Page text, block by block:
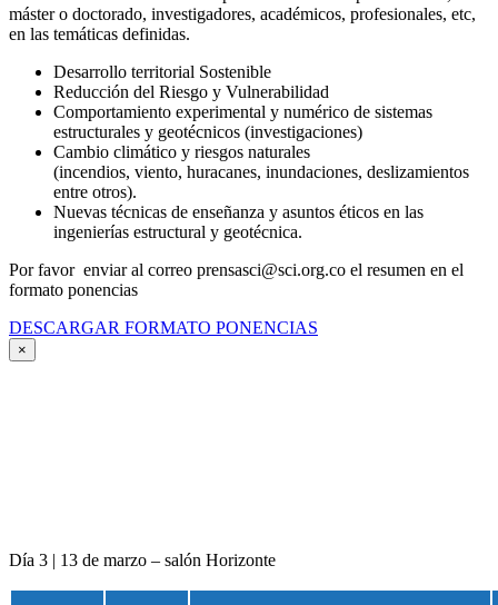
máster o doctorado, investigadores, académicos, profesionales, etc,
en las temáticas definidas.
Desarrollo territorial Sostenible
Reducción del Riesgo y Vulnerabilidad
Comportamiento experimental y numérico de sistemas
estructurales y geotécnicos (investigaciones)
Cambio climático y riesgos naturales
(incendios, viento, huracanes, inundaciones, deslizamientos
entre otros).
Nuevas técnicas de enseñanza y asuntos éticos en las
ingenierías estructural y geotécnica.
Por favor enviar al correo prensasci@sci.org.co el resumen en el
formato ponencias
DESCARGAR FORMATO PONENCIAS
×
Día 3 | 13 de marzo – salón Horizonte